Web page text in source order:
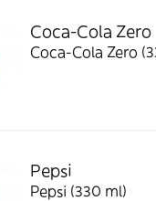
Coca-Cola Zero
Coca-Cola Zero
Pepsi
Pepsi (330 ml)